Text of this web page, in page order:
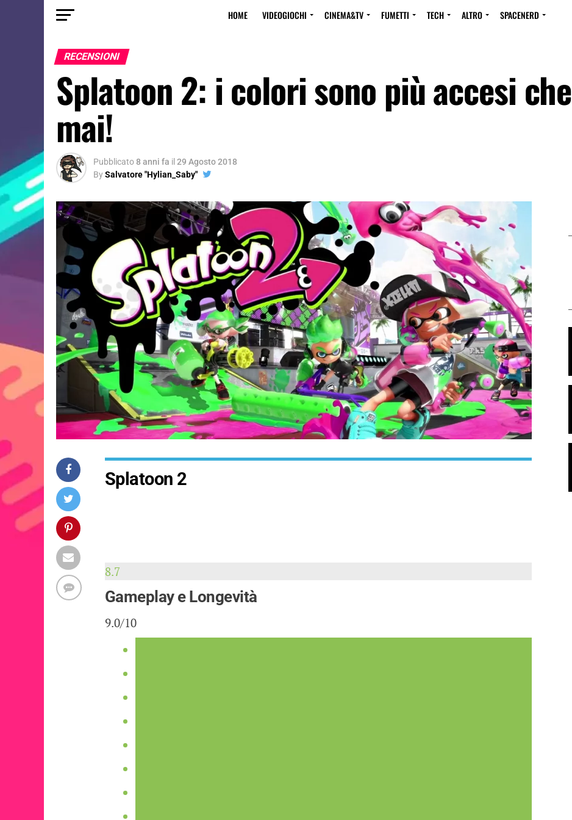
HOME VIDEOGIOCHI CINEMA&TV FUMETTI TECH ALTRO SPACENERD
RECENSIONI
Splatoon 2: i colori sono più accesi che
mai!
Pubblicato8 anni fa il 29 Agosto 2018
BySalvatore "Hylian_Saby"
Splatoon 2
8.7
Gameplay e Longevità
9.0/10